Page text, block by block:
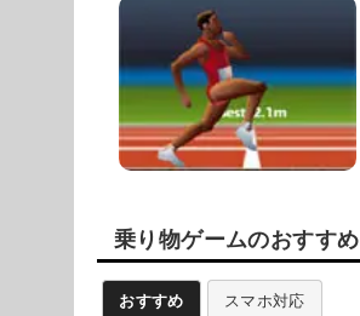
乗り物ゲームのおすすめ
おすすめ スマホ対応